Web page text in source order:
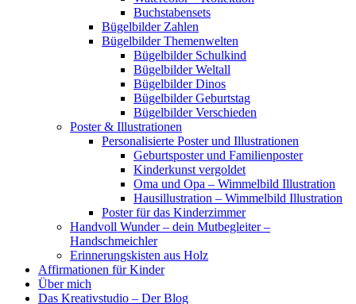
Buchstabensets
Bügelbilder Zahlen
Bügelbilder Themenwelten
Bügelbilder Schulkind
Bügelbilder Weltall
Bügelbilder Dinos
Bügelbilder Geburtstag
Bügelbilder Verschieden
Poster & Illustrationen
Personalisierte Poster und Illustrationen
Geburtsposter und Familienposter
Kinderkunst vergoldet
Oma und Opa – Wimmelbild Illustration
Hausillustration – Wimmelbild Illustration
Poster für das Kinderzimmer
Handvoll Wunder – dein Mutbegleiter –
Handschmeichler
Erinnerungskisten aus Holz
Affirmationen für Kinder
Über mich
Das Kreativstudio – Der Blog